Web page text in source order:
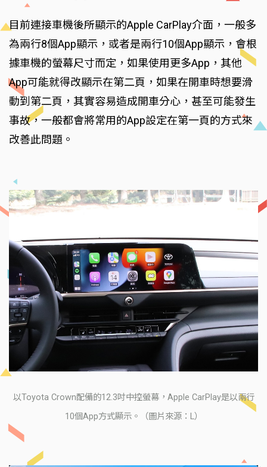
目前連接車機後所顯示的Apple CarPlay介面，一般多
為兩行8個App顯示，或者是兩行10個App顯示，會根
據車機的螢幕尺寸而定，如果使用更多App，其他
App可能就得改顯示在第二頁，如果在開車時想要滑
動到第二頁，其實容易造成開車分心，甚至可能發生
事故，一般都會將常用的App設定在第一頁的方式來
改善此問題。
以Toyota Crown配備的12.3吋中控螢幕，Apple CarPlay是以兩行
10個App方式顯示。（圖片來源：L）